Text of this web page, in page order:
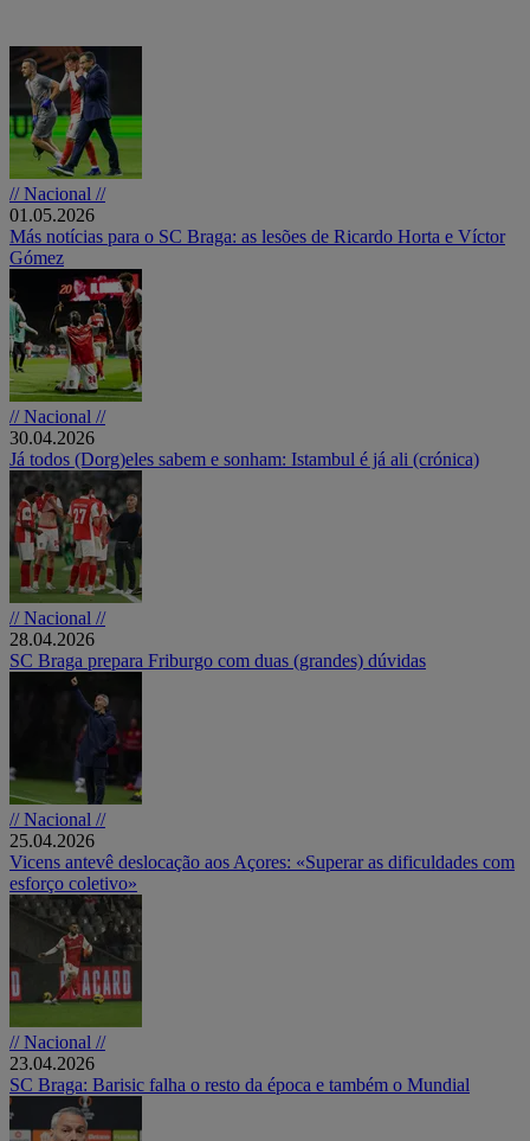
// Nacional //
01.05.2026
Más notícias para o SC Braga: as lesões de Ricardo Horta e Víctor
Gómez
// Nacional //
30.04.2026
Já todos (Dorg)eles sabem e sonham: Istambul é já ali (crónica)
// Nacional //
28.04.2026
SC Braga prepara Friburgo com duas (grandes) dúvidas
// Nacional //
25.04.2026
Vicens antevê deslocação aos Açores: «Superar as dificuldades com
esforço coletivo»
// Nacional //
23.04.2026
SC Braga: Barisic falha o resto da época e também o Mundial